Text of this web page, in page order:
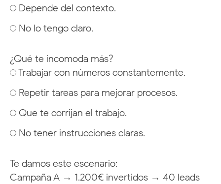
Depende del contexto.
No lo tengo claro.
¿Qué te incomoda más?
Trabajar con números constantemente.
Repetir tareas para mejorar procesos.
Que te corrijan el trabajo.
No tener instrucciones claras.
Te damos este escenario:
Campaña A → 1.200€ invertidos → 40 leads